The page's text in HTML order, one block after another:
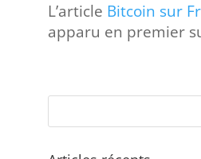
L’article Bitcoin sur
apparu en premier